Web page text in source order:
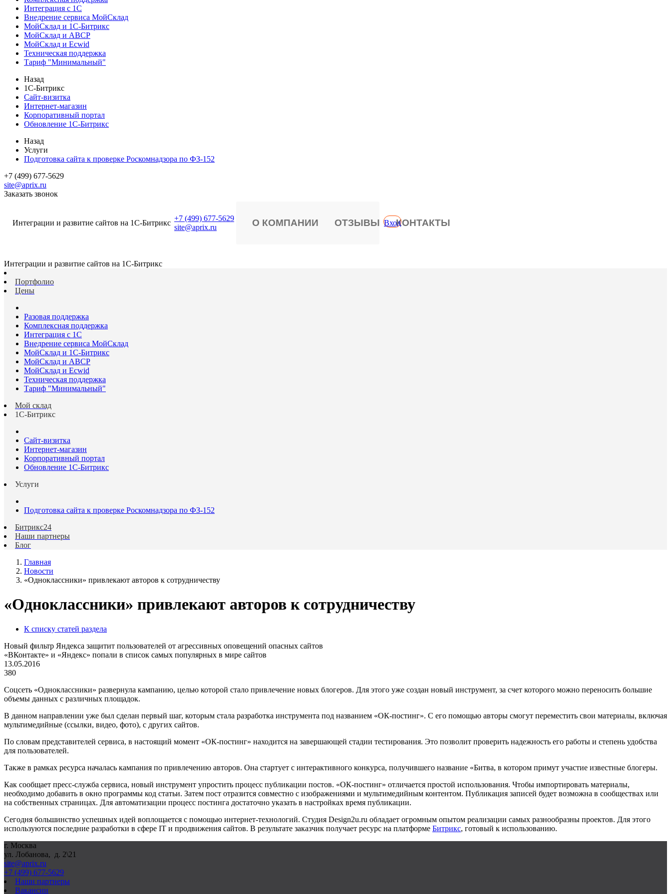
Интеграция с 1С
Внедрение сервиса МойСклад
МойСклад и 1С-Битрикс
МойСклад и ABCP
МойСклад и Ecwid
Техническая поддержка
Тариф "Минимальный"
Назад
1С-Битрикс
Сайт-визитка
Интернет-магазин
Корпоративный портал
Обновление 1С-Битрикс
Назад
Услуги
Подготовка сайта к проверке Роскомнадзора по ФЗ-152
+7 (499) 677-5629
site@aprix.ru
Заказать звонок
Интеграции и развитие сайтов на 1С-Битрикс
+7 (499) 677-5629
site@aprix.ru
О КОМПАНИИ ОТЗЫВЫ КОНТАКТЫ
Вход
Интеграции и развитие сайтов на 1С-Битрикс
Портфолио
Цены
Разовая поддержка
Комплексная поддержка
Интеграция с 1С
Внедрение сервиса МойСклад
МойСклад и 1С-Битрикс
МойСклад и ABCP
МойСклад и Ecwid
Техническая поддержка
Тариф "Минимальный"
Мой склад
1С-Битрикс
Сайт-визитка
Интернет-магазин
Корпоративный портал
Обновление 1С-Битрикс
Услуги
Подготовка сайта к проверке Роскомнадзора по ФЗ-152
Битрикс24
Наши партнеры
Блог
Главная
Новости
«Одноклассники» привлекают авторов к сотрудничеству
«Одноклассники» привлекают авторов к сотрудничеству
К списку статей раздела
Новый фильтр Яндекса защитит пользователей от агрессивных оповещений опасных сайтов
«ВКонтакте» и «Яндекс» попали в список самых популярных в мире сайтов
13.05.2016
380
Соцсеть «Одноклассники» развернула кампанию, целью которой стало привлечение новых блогеров. Для этого уже создан новый инструмент, за счет которого можно переносить большие
объемы данных с различных площадок.
В данном направлении уже был сделан первый шаг, которым стала разработка инструмента под названием «ОК-постинг». С его помощью авторы смогут переместить свои материалы, включая
мультимедийные (ссылки, видео, фото), с других сайтов.
По словам представителей сервиса, в настоящий момент «ОК-постинг» находится на завершающей стадии тестирования. Это позволит проверить надежность его работы и степень удобства
для пользователей.
Также в рамках ресурса началась кампания по привлечению авторов. Она стартует с интерактивного конкурса, получившего название «Битва, в котором примут участие известные блогеры.
Как сообщает пресс-служба сервиса, новый инструмент упростить процесс публикации постов. «ОК-постинг» отличается простой использования. Чтобы импортировать материалы,
необходимо добавить в окно программы код статьи. Затем пост отразится совместно с изображениями и мультимедийным контентом. Публикация записей будет возможна в сообществах или
на собственных страницах. Для автоматизации процесс постинга достаточно указать в настройках время публикации.
Сегодня большинство успешных идей воплощается с помощью интернет-технологий. Студия Design2u.ru обладает огромным опытом реализации самых разнообразны проектов. Для этого
используются последние разработки в сфере IT и продвижения сайтов. В результате заказчик получает ресурс на платформе Битрикс, готовый к использованию.
г. Москва
ул. Лобанова, д. 2\21
site@aprix.ru
+7 (499) 677-5629
Наши партнеры
Вакансии